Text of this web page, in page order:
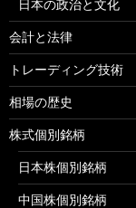
日本の政治と文化
会計と法律
トレーディング技術
相場の歴史
株式個別銘柄
日本株個別銘柄
中国株個別銘柄